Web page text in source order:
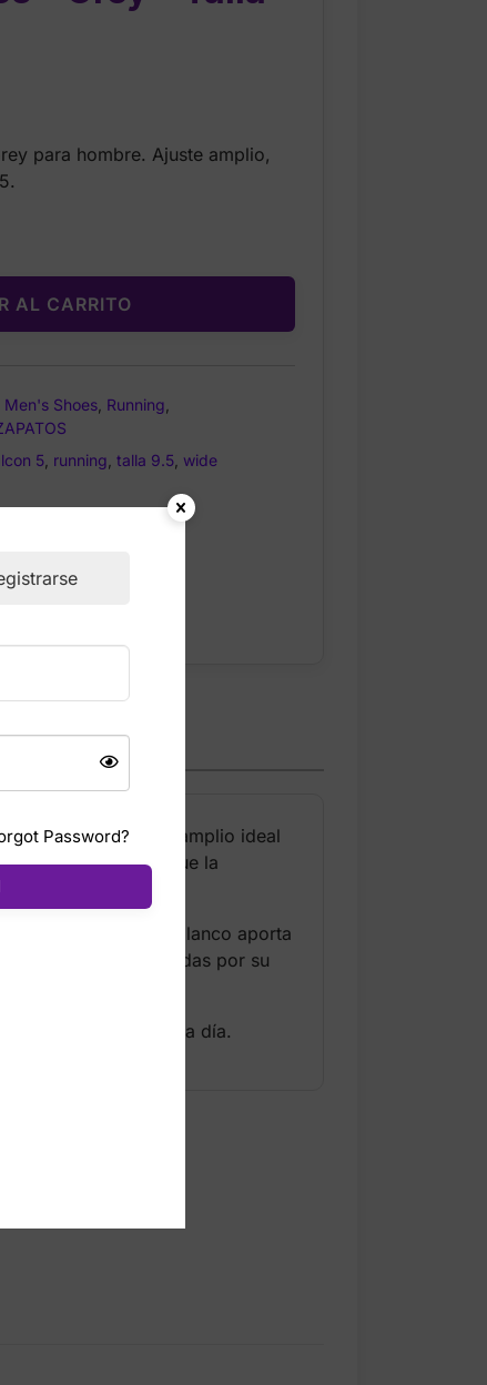
para hombre. Ajuste amplio,
AL CARRITO
Men's Shoes Running
5 running talla 9.5 wide
y un ajuste amplio ideal
fresco, mientras que la
en negro y blanco aporta
vendidos de Adidas por su
para el día a día.
Password?